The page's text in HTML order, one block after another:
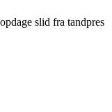
slid fra tandpres